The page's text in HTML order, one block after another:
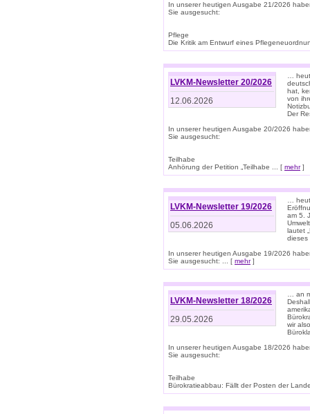
In unserer heutigen Ausgabe 21/2026
Sie ausgesucht:
Pflege
Die Kritik am Entwurf eines
LVKM-Newsletter 20/2026
12.06.2026
…
hat,
von
Der
In unserer heutigen Ausgabe 20/2026
Sie ausgesucht:
Teilhabe
Anhörung der Petition „Teilhabe ... [ mehr]
LVKM-Newsletter 19/2026
05.06.2026
…
am 5.
lautet
dieses
In unserer heutigen Ausgabe 19/2026
Sie ausgesucht: ... [ mehr]
LVKM-Newsletter 18/2026
29.05.2026
… an
wir
In unserer heutigen Ausgabe 18/2026
Sie ausgesucht:
Teilhabe
Bürokratieabbau: Fällt der Posten der